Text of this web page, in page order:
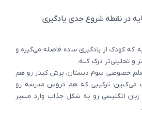
در نقطه شروع جدی یادگیری
که کودک از یادگیری ساده فاصله می‌گیره و
و تحلیلی‌تر درک کنه.
خصوصی سوم دبستان، پرش کیدز رو هم
می‌کنین؛ ترکیبی که هم دروس مدرسه رو
انگلیسی رو به شکل جذاب وارد مسیر